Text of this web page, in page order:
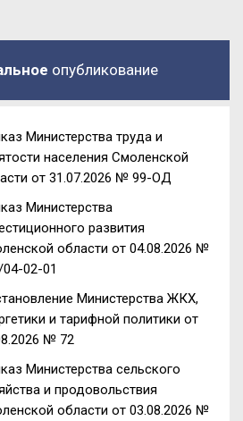
опубликование
Министерства труда и
населения Смоленской
от 31.07.2026 № 99-ОД
Министерства
развития
области от 04.08.2026 №
04-02-01
Министерства ЖКХ,
и тарифной политики от
№ 72
Министерства сельского
и продовольствия
области от 03.08.2026 №